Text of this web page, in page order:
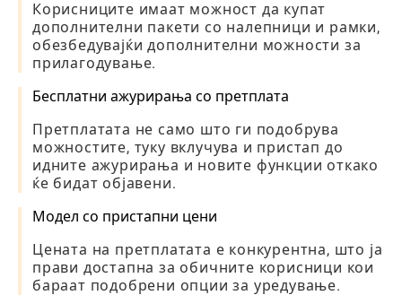
Корисниците имаат можност да купат
дополнителни пакети со налепници и рамки,
обезбедувајќи дополнителни можности за
прилагодување.
Бесплатни ажурирања со претплата
Претплатата не само што ги подобрува
можностите, туку вклучува и пристап до
идните ажурирања и новите функции откако
ќе бидат објавени.
Модел со пристапни цени
Цената на претплатата е конкурентна, што ја
прави достапна за обичните корисници кои
бараат подобрени опции за уредување.